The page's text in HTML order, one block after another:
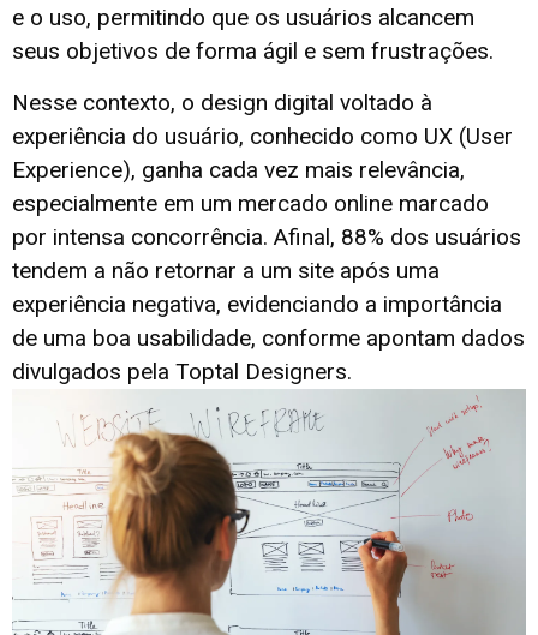
e o uso, permitindo que os usuários alcancem
seus objetivos de forma ágil e sem frustrações.
Nesse contexto, o design digital voltado à
experiência do usuário, conhecido como UX (User
Experience), ganha cada vez mais relevância,
especialmente em um mercado online marcado
por intensa concorrência. Afinal, 88% dos usuários
tendem a não retornar a um site após uma
experiência negativa, evidenciando a importância
de uma boa usabilidade, conforme apontam dados
divulgados pela Toptal Designers.